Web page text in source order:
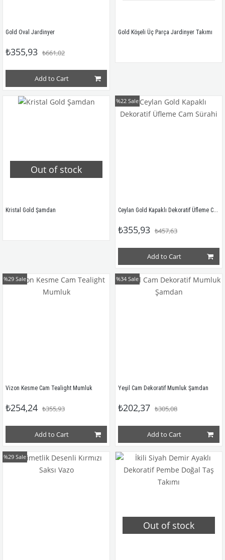
Gold Oval Jardinyer
₺355,93 ₺661,02
Add to Cart
Gold Köşeli Üç Parça Jardinyer Takımı
Out of stock
Kristal Gold Şamdan Ceylan Gold Kapaklı Dekoratif Üfleme Cam Sürahi
₺355,93 ₺457,63
Add to Cart
%22 Sale
Vizon Kesme Cam Tealight Mumluk
₺254,24 ₺355,93
Add to Cart
%29 Sale
Yeşil Cam Dekoratif Mumluk Şamdan
₺202,37 ₺305,08
Add to Cart
%34 Sale
%29 Sale
Out of stock